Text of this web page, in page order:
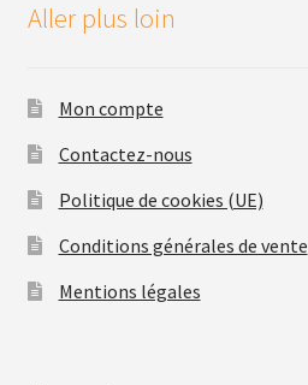
Aller plus loin
Mon compte
Contactez-nous
Politique de cookies (UE)
Conditions générales de vente
Mentions légales